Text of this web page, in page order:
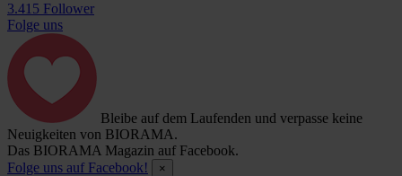
3.415 Follower
Folge uns
Bleibe auf dem Laufenden und verpasse keine
Neuigkeiten von BIORAMA.
Das BIORAMA Magazin auf Facebook.
Folge uns auf Facebook!
×